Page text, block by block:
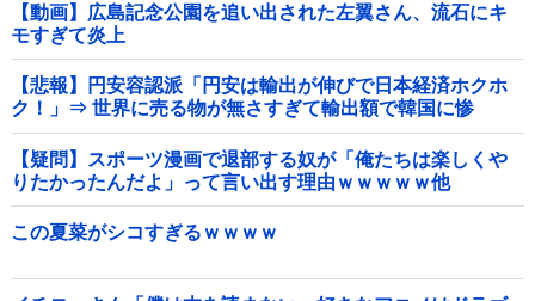
【動画】広島記念公園を追い出された左翼さん、流石にキ
モすぎて炎上
【悲報】円安容認派「円安は輸出が伸びで日本経済ホクホ
ク！」⇒ 世界に売る物が無さすぎて輸出額で韓国に惨
敗・・・
【疑問】スポーツ漫画で退部する奴が「俺たちは楽しくや
りたかったんだよ」って言い出す理由ｗｗｗｗｗ他
この夏菜がシコすぎるｗｗｗｗ